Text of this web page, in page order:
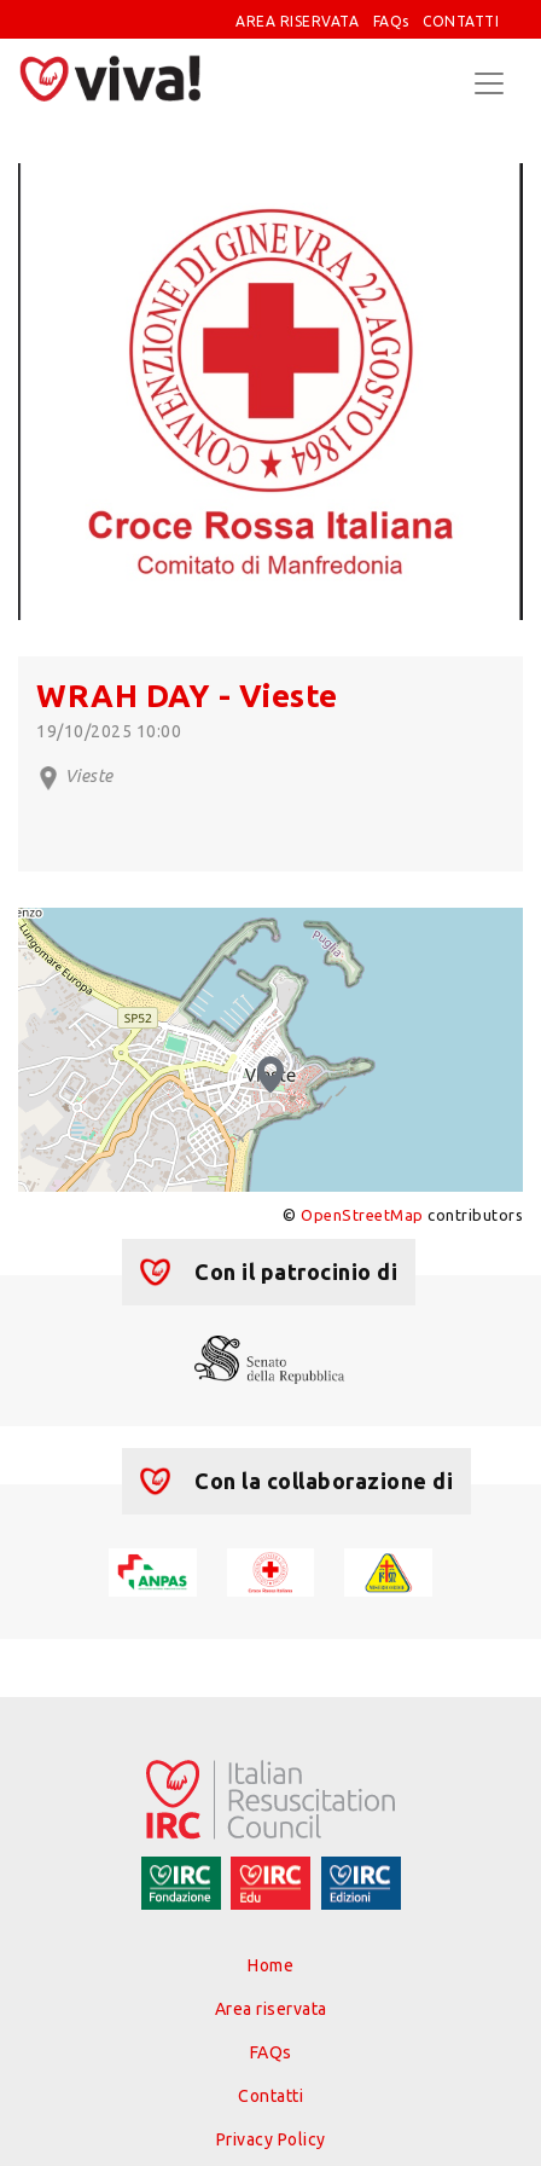
AREA RISERVATA FAQs CONTATTI
WRAH DAY - Vieste
19/10/2025 10:00
Vieste
© OpenStreetMap contributors
Con il patrocinio di
Con la collaborazione di
Home
Area riservata
FAQs
Contatti
Privacy Policy